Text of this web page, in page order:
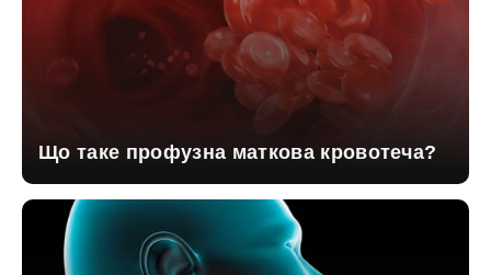
Що таке профузна маткова кровотеча?